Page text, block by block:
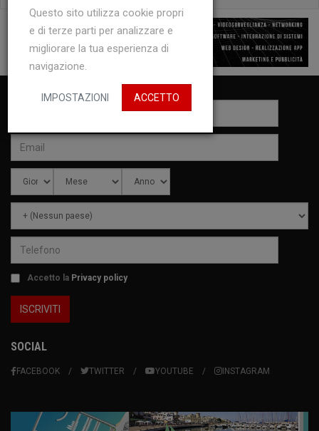
Accetto la Privacy policy
SOCIAL
FACEBOOK TWITTER YOUTUBE INSTAGRAM
Questo sito utilizza cookie propri
e di terze parti per analizzare e
migliorare la tua esperienza di
navigazione.
IMPOSTAZIONI ACCETTO